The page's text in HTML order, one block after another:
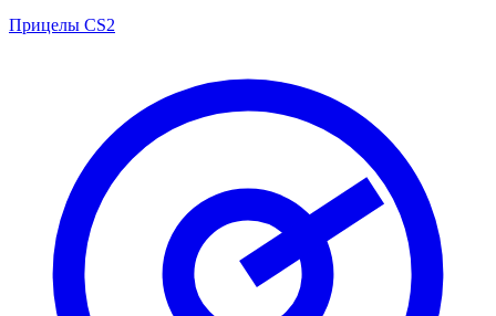
Прицелы CS2